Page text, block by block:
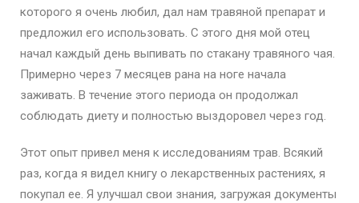
которого я очень любил, дал нам травяной препарат и
предложил его использовать. С этого дня мой отец
начал каждый день выпивать по стакану травяного чая.
Примерно через 7 месяцев рана на ноге начала
заживать. В течение этого периода он продолжал
соблюдать диету и полностью выздоровел через год.
Этот опыт привел меня к исследованиям трав. Всякий
раз, когда я видел книгу о лекарственных растениях, я
покупал ее. Я улучшал свои знания, загружая документы